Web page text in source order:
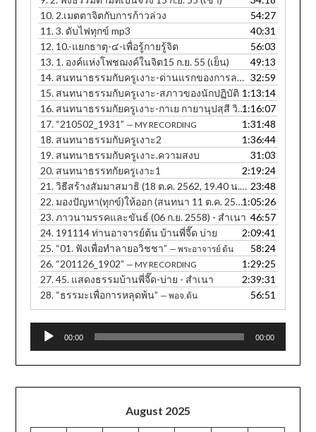
10. 2.เมตตาจิตกับการก้าวล่วง
54:27
11.3. ดับไฟทุกข์ mp3
40:31
12. 10.-แยกธาตุ-๔-เพื่อรู้กายรู้จิต
56:03
13. 1. องค์แห่งโพชฌงค์ในจิต15 ก.ย. 55 (เย็น)
49:13
14. สนทนาธรรมกับครูเงาะ-ด่านแรกของการละกิเลส
32:59
15. สนทนาธรรมกับครูเงาะ-สภาวของนักปฏิบัติ 1:13:14
16. สนทนาธรรมกัยครูเงาะ-กาเย กายานุปสฺสี วิหรติ 1:16:07
17. “210502_1931” — MY RECORDING
1:31:48
18. สนทนาธรรมกับครูเงาะ2
1:36:44
19. สนทนาธรรมกับครูเงาะ.ความสงบ
31:03
20. สนทนาธรรทกัยครูเงาะ1
2:19:24
21.วิธีสร้างสัมมาสมาธิ (18 ต.ค. 2562, 19.40 น. ภาษาอีสาน)
23:48
22. มองปัญหา(ทุกข์)ให้ออก (สนทนา 11 ต.ค. 2560, 12.30 น.) - สำเนา 1:05:26
23.ภาวนามรรคและขันธ์ (06 ก.ย. 2558) - สำเนา 46:57
24. 191114 ท่านอาจารย์ต้น บ้านพี่จี๊ด บ่าย
2:09:41
25. “01. ฟังเพื่อทำลายอวิชชา” — พระอาจารย์ ต้น
58:24
26. “201126_1902” — MY RECORDING
1:29:25
27.45. แสดงธรรมบ้านพี่จี๊ด-บ่าย - สำเนา
2:39:31
28. “ธรรมะเพื่อการหลุดพ้น” — พอจ.ต้น 56:51
Audio
00:00 00:00
August 2025